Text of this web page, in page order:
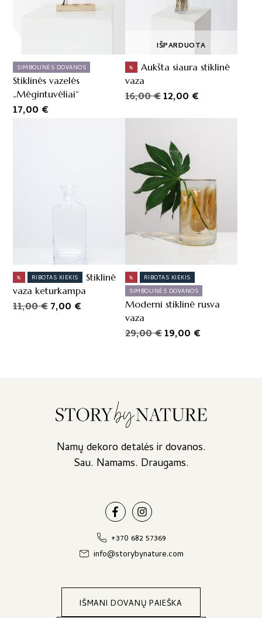
SIMBOLINĖS DOVANOS
Stiklinės vazelės
„Mėgintuvėliai“
17,00 €
%
Aukšta siaura stiklinė
vaza
16,00€Original
16,00 €.
12,00 €
IŠPARDUOTA
% RIBOTAS KIEKIS
Stiklinė
vaza keturkampa
11,00€Original
7,00 €
%
RIBOTAS KIEKIS
SIMBOLINĖS DOVANOS
Moderni stiklinė rusva
vaza
29,00€Original
19,00 €
Namų dekoro detalės ir dovanos.
Sau. Namams. Draugams.
+370 682 57369
info@storybynature.com
IŠMANI DOVANŲ PAIEŠKA